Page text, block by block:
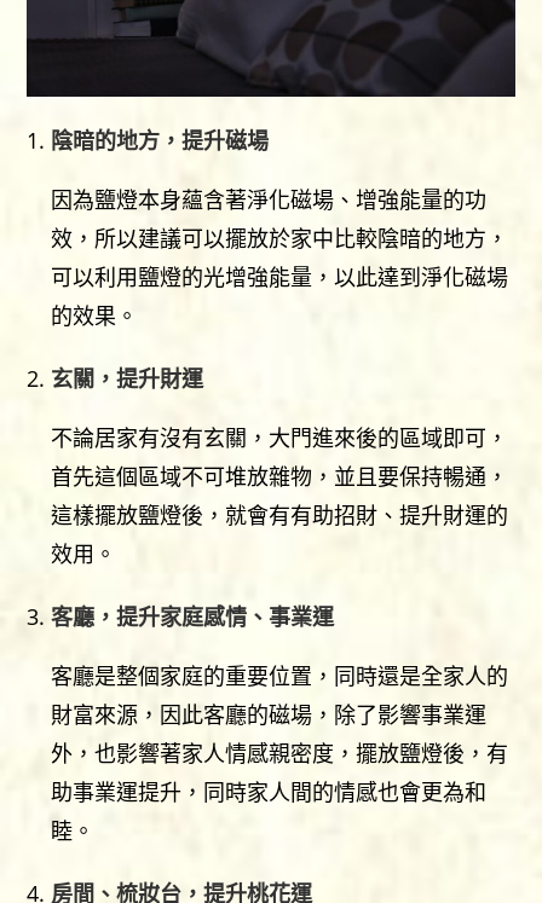
陰暗的地方，提升磁場
因為鹽燈本身蘊含著淨化磁場、增強能量的功
效，所以建議可以擺放於家中比較陰暗的地方，
可以利用鹽燈的光增強能量，以此達到淨化磁場
的效果。
玄關，提升財運
不論居家有沒有玄關，大門進來後的區域即可，
首先這個區域不可堆放雜物，並且要保持暢通，
這樣擺放鹽燈後，就會有有助招財、提升財運的
效用。
客廳，提升家庭感情、事業運
客廳是整個家庭的重要位置，同時還是全家人的
財富來源，因此客廳的磁場，除了影響事業運
外，也影響著家人情感親密度，擺放鹽燈後，有
助事業運提升，同時家人間的情感也會更為和
睦。
房間、梳妝台，提升桃花運